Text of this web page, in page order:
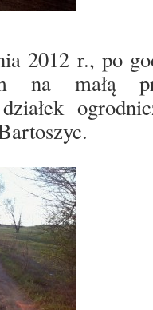
2012 r., po
na małą